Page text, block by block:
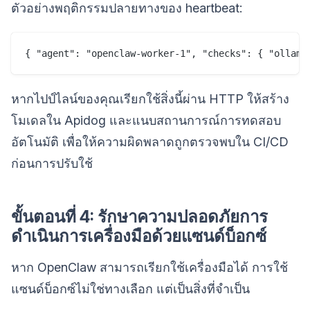
ตัวอย่างพฤติกรรมปลายทางของ heartbeat:
{ "agent": "openclaw-worker-1", "checks": {
หากไปป์ไลน์ของคุณเรียกใช้สิ่งนี้ผ่าน HTTP ให้สร้าง
โมเดลใน Apidog และแนบสถานการณ์การทดสอบ
อัตโนมัติ เพื่อให้ความผิดพลาดถูกตรวจพบใน CI/CD
ก่อนการปรับใช้
ขั้นตอนที่ 4: รักษาความปลอดภัยการ
ดำเนินการเครื่องมือด้วยแซนด์บ็อกซ์
หาก OpenClaw สามารถเรียกใช้เครื่องมือได้ การใช้
แซนด์บ็อกซ์ไม่ใช่ทางเลือก แต่เป็นสิ่งที่จำเป็น